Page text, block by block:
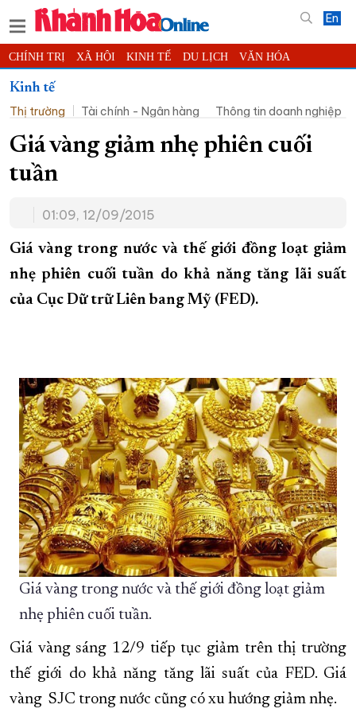
En
CHÍNH TRỊ XÃ HỘI KINH TẾ DU LỊCH VĂN HÓA
THỂ THAO
KHOA HỌC - CÔNG NGHỆ PHÁP LUẬT BẠN ĐỌC PHÓNG SỰ
THẾ GIỚI MULTIMEDIA VIDEO ĐỌC BÁO ONLINE
PODCAST
TRƯỜNG SA BIỂN ĐẢO QUÊ HƯƠNG
CHUNG TAY CẢI CÁCH HÀNH CHÍNH
XÂY DỰNG NÔNG THÔN MỚI LỊCH CẮT ĐIỆN
TÀU - XE - MÁY BAY
XÂY DỰNG KHÁNH HÒA TRỞ THÀNH THÀNH PHỐ TRỰC THUỘC
ĐẠI HỘI ĐẢNG CÁC CẤP TRANG CHỦ VỀ BÁO KHÁNH HÒA
Kinh tế
Thị trường
Tài chính - Ngân hàng Thông tin doanh nghiệp
Giá vàng giảm nhẹ phiên cuối
tuần
01:09, 12/09/2015
Giá vàng trong nước và thế giới đồng loạt giảm
nhẹ phiên cuối tuần do khả năng tăng lãi suất
của Cục Dữ trữ Liên bang Mỹ (FED).
Giá vàng trong nước và thế giới đồng loạt giảm
nhẹ phiên cuối tuần.
Giá vàng sáng 12/9 tiếp tục giảm trên thị trường
thế giới do khả năng tăng lãi suất của FED. Giá
vàng SJC trong nước cũng có xu hướng giảm nhẹ.